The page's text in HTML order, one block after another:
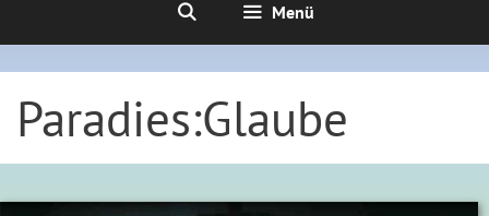
Menü
Paradies:Glaube